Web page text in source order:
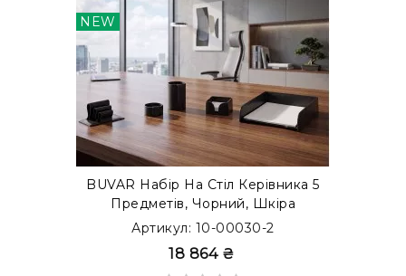
NEW
BUVAR Набір На Стіл Керівника 5
Предметів, Чорний, Шкіра
Сuoietto
Артикул: 10-00030-2
18 864 ₴